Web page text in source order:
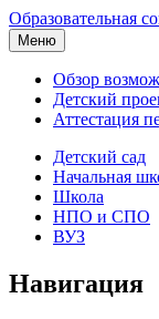
Образовательная
Меню
Обзор
Детский
Аттестация
Детский сад
Начальная
Школа
НПО и СПО
ВУЗ
Навигация